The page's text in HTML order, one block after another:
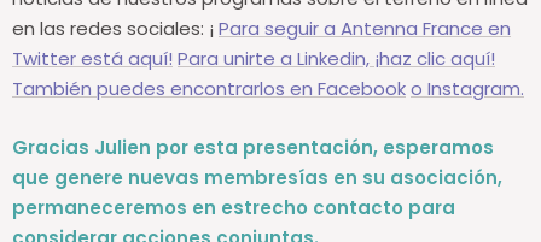
noticias de nuestros programas sobre el terreno en línea
en las redes sociales: ¡
Para seguir a Antenna France en
Twitter está aquí!
Para unirte a Linkedin, ¡haz clic aquí!
También puedes encontrarlos en Facebook
o Instagram.
Gracias Julien por esta presentación, esperamos
que genere nuevas membresías en su asociación,
permaneceremos en estrecho contacto para